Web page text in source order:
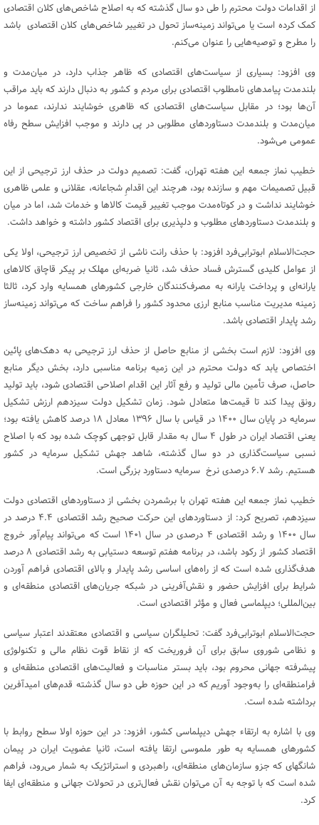
از اقدامات دولت محترم را طی دو سال گذشته که به اصلاح شاخص‌های کلان اقتصادی
کمک کرده است یا می‌تواند زمینه‌ساز تحول در تغییر شاخص‌های کلان اقتصادی باشد
را مطرح و توصیه‌هایی را عنوان می‌کنم.
وی افزود: بسیاری از سیاست‌های اقتصادی که ظاهر جذاب دارد، در میان‌مدت و
بلندمدت پیامدهای نامطلوب اقتصادی برای مردم و کشور به دنبال دارند که باید مراقب
آن‌ها بود؛ در مقابل سیاست‌های اقتصادی که ظاهری خوشایند ندارند، عموما در
میان‌مدت و بلندمدت دستاوردهای مطلوبی در پی دارند و موجب افزایش سطح رفاه
عمومی می‌شود.
خطیب نماز جمعه این هفته تهران، گفت: تصمیم دولت در حذف ارز ترجیحی از این
قبیل تصمیمات مهم و سازنده بود، هرچند این اقدامِ شجاعانه، عقلانی و علمی ظاهری
خوشایند نداشت و در کوتاه‌مدت موجب تغییر قیمت کالاها و خدمات شد، اما در میان
و بلندمدت دستاوردهای مطلوب و دلپذیری برای اقتصاد کشور داشته و خواهد داشت.
حجت‌الاسلام ابوترابی‌فرد افزود: با حذف رانت ناشی از تخصیص ارز ترجیحی، اولا یکی
از عوامل کلیدی گسترش فساد حذف شد، ثانیا ضربه‌ای مهلک بر پیکر قاچاق کالاهای
یارانه‌ای و پرداخت یارانه به مصرف‌کنندگان خارجی کشورهای همسایه وارد کرد، ثالثا
زمینه مدیریت مناسب منابع ارزی محدود کشور را فراهم ساخت که می‌تواند زمینه‌ساز
رشد پایدار اقتصادی باشد.
وی افزود: لازم است بخشی از منابع حاصل از حذف ارز ترجیحی به دهک‌های پائین
اختصاص یابد که دولت محترم در این زمیه برنامه مناسبی دارد، بخش دیگر منابع
حاصل، صرف تأمین مالی تولید و رفع آثار این اقدام اصلاحی اقتصادی شود، باید تولید
رونق پیدا کند تا قیمت‌ها متعادل شود. زمان تشکیل دولت سیزدهم ارزش تشکیل
سرمایه در پایان سال ۱۴۰۰ در قیاس با سال ۱۳۹۶ معادل ۱۸ درصد کاهش یافته بود؛
یعنی اقتصاد ایران در طول ۴ سال به مقدار قابل توجهی کوچک شده بود که با اصلاح
نسبی سیاست‌گذاری در دو سال گذشته، شاهد جهش تشکیل سرمایه در کشور
هستیم. رشد ۶.۷ درصدی نرخ سرمایه دستاورد بزرگی است.
خطیب نماز جمعه این هفته تهران با برشمردن بخشی از دستاوردهای اقتصادی دولت
سیزدهم، تصریح کرد: از دستاوردهای این حرکت صحیح رشد اقتصادی ۴.۴ درصد در
سال ۱۴۰۰ و رشد اقتصادی ۴ درصدی در سال ۱۴۰۱ است که می‌تواند پیام‌آور خروج
اقتصاد کشور از رکود باشد، در برنامه هفتم توسعه دستیابی به رشد اقتصادی ۸ درصد
هدف‌گذاری شده است که از راه‌های اساسی رشد پایدار و بالای اقتصادی فراهم آوردن
شرایط برای افزایش حضور و نقش‌آفرینی در شبکه جریان‌های اقتصادی منطقه‌ای و
بین‌المللی؛ دیپلماسی فعال و مؤثر اقتصادی است.
حجت‌الاسلام ابوترابی‌فرد گفت: تحلیلگران سیاسی و اقتصادی معتقدند اعتبار سیاسی
و نظامی شوروی سابق برای آن فروریخت که از نقاط قوت نظام مالی و تکنولوژی
پیشرفته جهانی محروم بود، باید بستر مناسبات و فعالیت‌های اقتصادی منطقه‌ای و
فرامنطقه‌ای را به‌وجود آوریم که در این حوزه طی دو سال گذشته قدم‌های امیدآفرین
برداشته شده است.
وی با اشاره به ارتقاء جهش دیپلماسی کشور، افزود: در این حوزه اولا سطح روابط با
کشورهای همسایه به طور ملموسی ارتقا یافته است، ثانیا عضویت ایران در پیمان
شانگهای که جزو سازمان‌های منطقه‌ای، راهبردی و استراتژیک به شمار می‌رود، فراهم
شده است که با توجه به آن می‌توان نقش فعال‌تری در تحولات جهانی و منطقه‌ای ایفا
کرد.